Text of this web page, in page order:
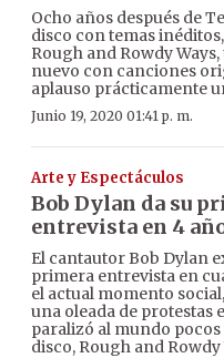
Ocho años después de
disco con temas
Rough and Rowdy
nuevo con canciones
aplauso prácticamente
Junio 19, 2020 01:41 p. m.
Arte y Espectáculos
Bob Dylan da su
entrevista en 4
El cantautor Bob Dylan
primera entrevista en
el actual momento
una oleada de protestas
paralizó al mundo
disco, Rough and Rowdy